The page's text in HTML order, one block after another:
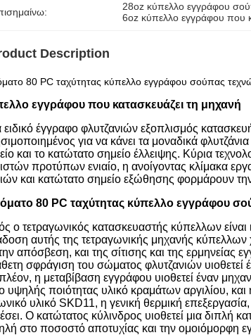
28oz κύπελλο εγγράφου
6oz κύπελλο εγγράφου που
Description
80 PC ταχύτητας κύπελλο εγγράφου σούπας
εγγράφου που κατασκευάζει τη μηχανή
έγγραφο φλυτζανιών εξοπλισμός
για να κάνει τα μοναδικά
και το κατώτατο σημείο έλλειψης. Κύρια
προτύπων ενιαίο, η ανοίγοντας κλίμακα
και κατώτατο σημείο εξώθησης φορμάρουν την
80 PC ταχύτητας κύπελλο εγγράφου
ο τετραγωνικός κατασκευαστής κύπελλων
αυτής της τετραγωνικής μηχανής κύπελλων
απόσβεση, και της σίτισης και της
σφράγιση του σώματος φλυτζανιών
η μεταβίβαση εγγράφου υιοθετεί έναν
υψηλής ποιότητας υλικό κραμάτων αργιλίου,
υλικό SKD11, η γενική θερμική
Ο κατώτατος κύλινδρος υιοθετεί μια διπλή
στο ποσοστό αποτυχίας και την ομοιόμορφη